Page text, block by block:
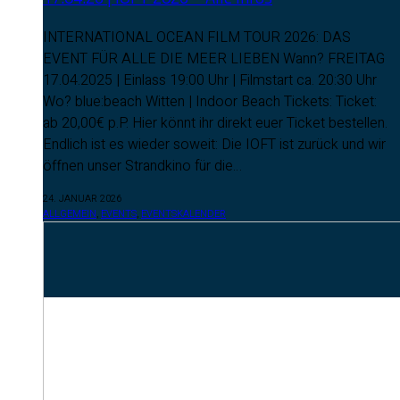
INTERNATIONAL OCEAN FILM TOUR 2026: DAS
EVENT FÜR ALLE DIE MEER LIEBEN Wann? FREITAG
17.04.2025 | Einlass 19:00 Uhr | Filmstart ca. 20:30 Uhr
Wo? blue:beach Witten | Indoor Beach Tickets: Ticket:
ab 20,00€ p.P. Hier könnt ihr direkt euer Ticket bestellen.
Endlich ist es wieder soweit: Die IOFT ist zurück und wir
öffnen unser Strandkino für die…
24. JANUAR 2026
ALLGEMEIN, EVENTS, EVENTSKALENDER